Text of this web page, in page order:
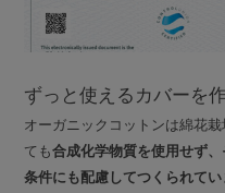
ずっと使えるカバーを
オーガニックコットンは綿花
ても合成化学物質を使用せず
条件にも配慮してつくられてい